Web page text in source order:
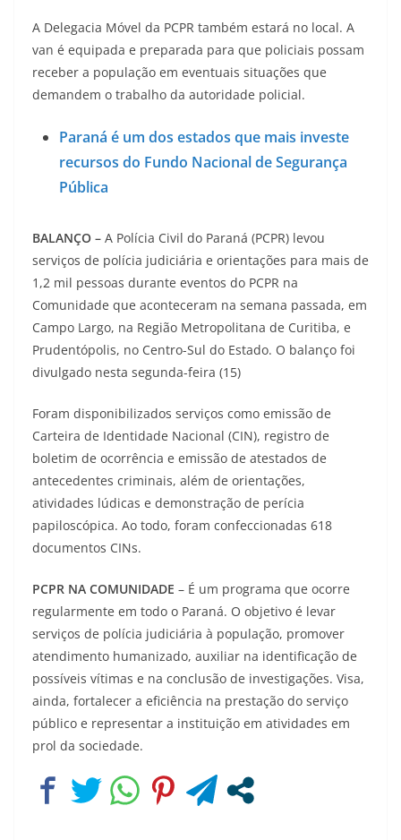
A Delegacia Móvel da PCPR também estará no local. A
van é equipada e preparada para que policiais possam
receber a população em eventuais situações que
demandem o trabalho da autoridade policial.
Paraná é um dos estados que mais investe
recursos do Fundo Nacional de Segurança
Pública
BALANÇO – A Polícia Civil do Paraná (PCPR) levou
serviços de polícia judiciária e orientações para mais de
1,2 mil pessoas durante eventos do PCPR na
Comunidade que aconteceram na semana passada, em
Campo Largo, na Região Metropolitana de Curitiba, e
Prudentópolis, no Centro-Sul do Estado. O balanço foi
divulgado nesta segunda-feira (15)
Foram disponibilizados serviços como emissão de
Carteira de Identidade Nacional (CIN), registro de
boletim de ocorrência e emissão de atestados de
antecedentes criminais, além de orientações,
atividades lúdicas e demonstração de perícia
papiloscópica. Ao todo, foram confeccionadas 618
documentos CINs.
PCPR NA COMUNIDADE – É um programa que ocorre
regularmente em todo o Paraná. O objetivo é levar
serviços de polícia judiciária à população, promover
atendimento humanizado, auxiliar na identificação de
possíveis vítimas e na conclusão de investigações. Visa,
ainda, fortalecer a eficiência na prestação do serviço
público e representar a instituição em atividades em
prol da sociedade.